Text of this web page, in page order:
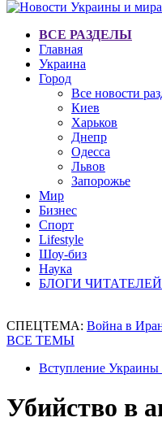
ВСЕ РАЗДЕЛЫ
Главная
Украина
Город
Все новости
Киев
Харьков
Днепр
Одесса
Львов
Запорожье
Мир
Бизнес
Спорт
Lifestyle
Шоу-биз
Наука
БЛОГИ ЧИТАТЕЛЕЙ
СПЕЦТЕМА: Война в
ВСЕ ТЕМЫ
Вступление
Убийство в